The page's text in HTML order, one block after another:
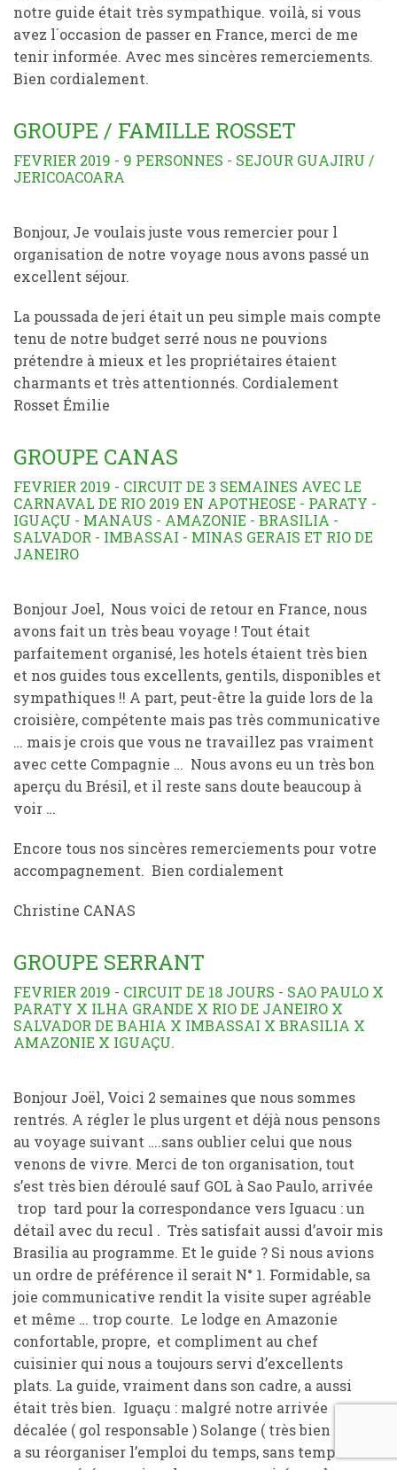
notre guide était très sympathique. voilà, si vous
avez l´occasion de passer en France, merci de me
tenir informée. Avec mes sincères remerciements.
Bien cordialement.
GROUPE / FAMILLE ROSSET
FEVRIER 2019 - 9 PERSONNES - SEJOUR GUAJIRU /
JERICOACOARA
Bonjour, Je voulais juste vous remercier pour l
organisation de notre voyage nous avons passé un
excellent séjour.
La poussada de jeri était un peu simple mais compte
tenu de notre budget serré nous ne pouvions
prétendre à mieux et les propriétaires étaient
charmants et très attentionnés. Cordialement
Rosset Émilie
GROUPE CANAS
FEVRIER 2019 - CIRCUIT DE 3 SEMAINES AVEC LE
CARNAVAL DE RIO 2019 EN APOTHEOSE - PARATY -
IGUAÇU - MANAUS - AMAZONIE - BRASILIA -
SALVADOR - IMBASSAI - MINAS GERAIS ET RIO DE
JANEIRO
Bonjour Joel, Nous voici de retour en France, nous
avons fait un très beau voyage ! Tout était
parfaitement organisé, les hotels étaient très bien
et nos guides tous excellents, gentils, disponibles et
sympathiques !! A part, peut-être la guide lors de la
croisière, compétente mais pas très communicative
… mais je crois que vous ne travaillez pas vraiment
avec cette Compagnie … Nous avons eu un très bon
aperçu du Brésil, et il reste sans doute beaucoup à
voir …
Encore tous nos sincères remerciements pour votre
accompagnement. Bien cordialement
Christine CANAS
GROUPE SERRANT
FEVRIER 2019 - CIRCUIT DE 18 JOURS - SAO PAULO X
PARATY X ILHA GRANDE X RIO DE JANEIRO X
SALVADOR DE BAHIA X IMBASSAI X BRASILIA X
AMAZONIE X IGUAÇU.
Bonjour Joël, Voici 2 semaines que nous sommes
rentrés. A régler le plus urgent et déjà nous pensons
au voyage suivant ….sans oublier celui que nous
venons de vivre. Merci de ton organisation, tout
s’est très bien déroulé sauf GOL à Sao Paulo, arrivée
trop tard pour la correspondance vers Iguacu : un
détail avec du recul . Très satisfait aussi d’avoir mis
Brasilia au programme. Et le guide ? Si nous avions
un ordre de préférence il serait N° 1. Formidable, sa
joie communicative rendit la visite super agréable
et même … trop courte. Le lodge en Amazonie
confortable, propre, et compliment au chef
cuisinier qui nous a toujours servi d’excellents
plats. La guide, vraiment dans son cadre, a aussi
était très bien. Iguaçu : malgré notre arrivée
décalée ( gol responsable ) Solange ( très bien aussi )
a su réorganiser l’emploi du temps, sans temps mort